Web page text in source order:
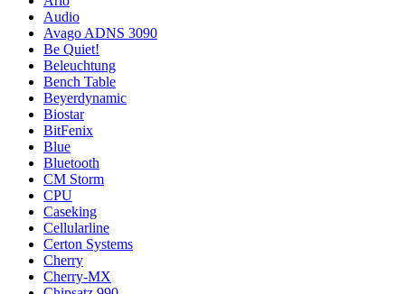
Audio
Avago ADNS 3090
Be Quiet!
Beleuchtung
Bench Table
Beyerdynamic
Biostar
BitFenix
Blue
Bluetooth
CM Storm
CPU
Caseking
Cellularline
Certon Systems
Cherry
Cherry-MX